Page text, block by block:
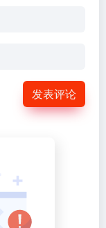
发表评论